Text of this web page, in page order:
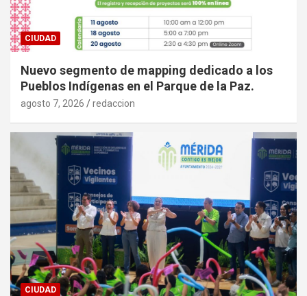
CIUDAD
Nuevo segmento de mapping dedicado a los
Pueblos Indígenas en el Parque de la Paz.
agosto 7, 2026 redaccion
CIUDAD